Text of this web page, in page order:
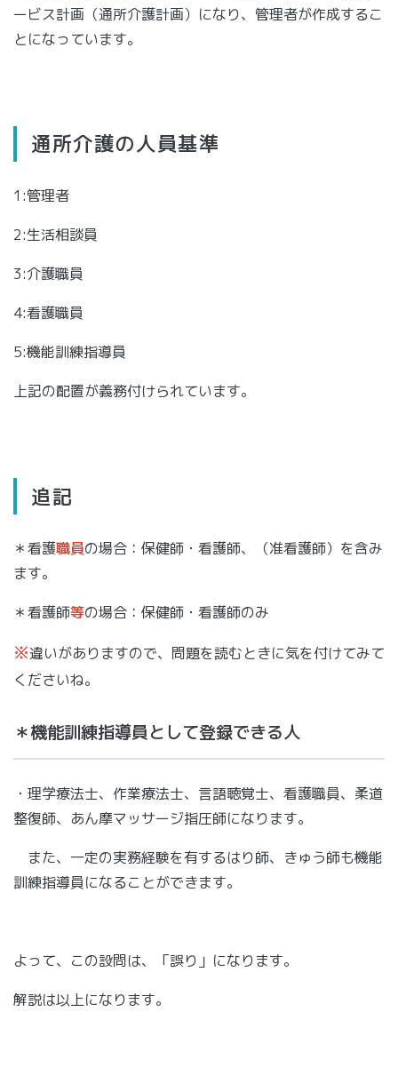
ービス計画（通所介護計画）になり、管理者が作成するこ
とになっています。
通所介護の人員基準
1:管理者
2:生活相談員
3:介護職員
4:看護職員
5:機能訓練指導員
上記の配置が義務付けられています。
追記
＊看護職員の場合：保健師・看護師、（准看護師）を含み
ます。
＊看護師等の場合：保健師・看護師のみ
※違いがありますので、問題を読むときに気を付けてみて
くださいね。
＊機能訓練指導員として登録できる人
・理学療法士、作業療法士、言語聴覚士、看護職員、柔道
整復師、あん摩マッサージ指圧師になります。
また、一定の実務経験を有するはり師、きゅう師も機能
訓練指導員になることができます。
よって、この設問は、「誤り」になります。
解説は以上になります。